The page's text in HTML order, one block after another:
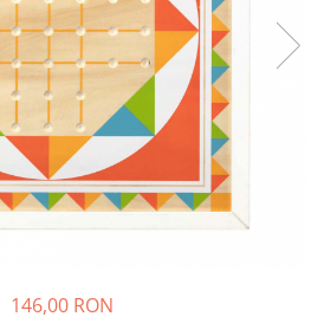
copii
copii
146,00 RON